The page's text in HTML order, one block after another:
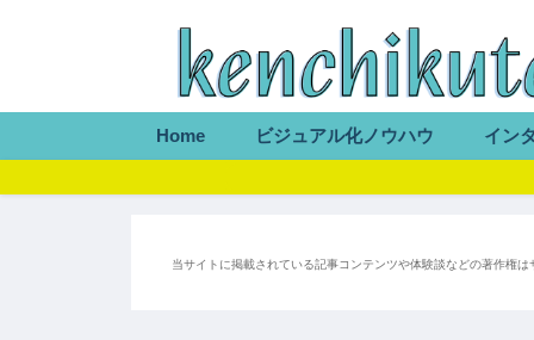
Home ビジュアル化ノウハウ イン
当サイトに掲載されている記事コンテンツや体験談などの著作権